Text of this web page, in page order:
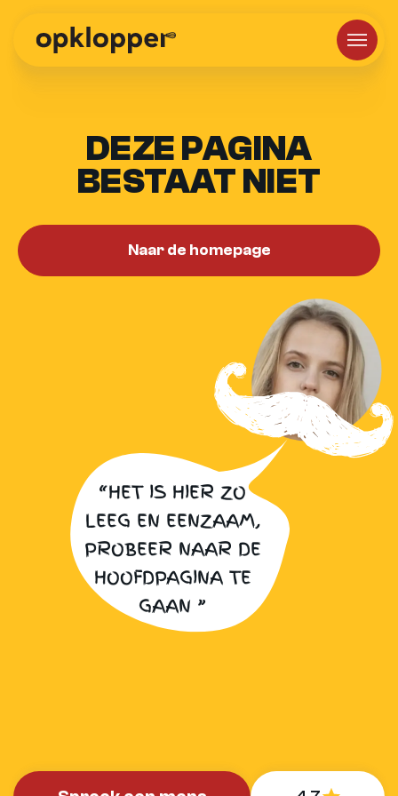
DEZE PAGINA
BESTAAT NIET
“HET IS HIER ZO
LEEG EN EENZAAM,
PROBEER NAAR DE
HOOFDPAGINA TE
GAAN ”
Naar de homepage